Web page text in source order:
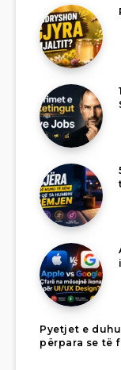
Pyetjet e
përpara se të